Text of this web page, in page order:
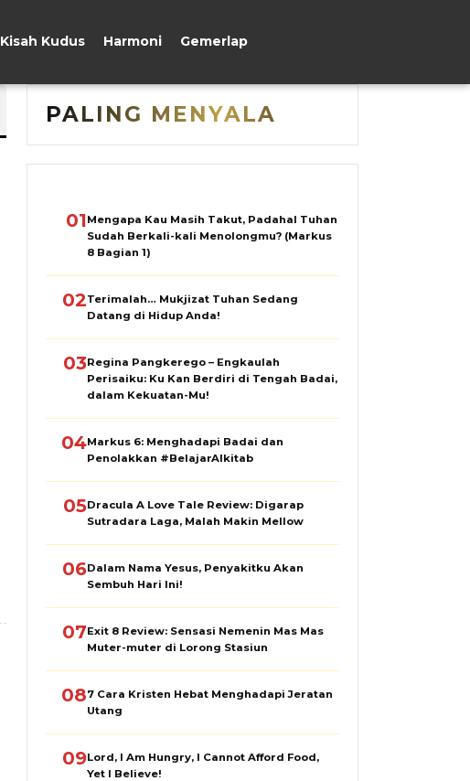
Kisah Kudus Harmoni Gemerlap
PALING MENYALA
01Mengapa Kau Masih Takut, Padahal Tuhan
Sudah Berkali-kali Menolongmu? (Markus
8 Bagian 1)
02Terimalah… Mukjizat Tuhan Sedang
Datang di Hidup Anda!
03Regina Pangkerego – Engkaulah
Perisaiku: Ku Kan Berdiri di Tengah Badai,
dalam Kekuatan-Mu!
04Markus 6: Menghadapi Badai dan
Penolakkan #BelajarAlkitab
05Dracula A Love Tale Review: Digarap
Sutradara Laga, Malah Makin Mellow
06Dalam Nama Yesus, Penyakitku Akan
Sembuh Hari Ini!
07Exit 8 Review: Sensasi Nemenin Mas Mas
Muter-muter di Lorong Stasiun
087 Cara Kristen Hebat Menghadapi Jeratan
Utang
09Lord, I Am Hungry, I Cannot Afford Food,
Yet I Believe!